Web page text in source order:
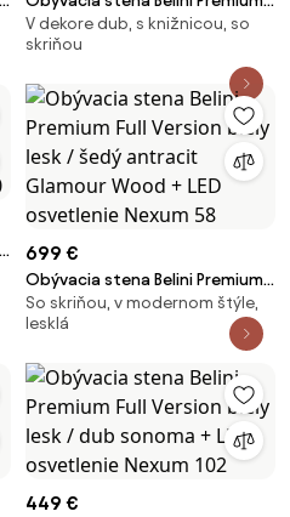
Full Version dub wotan / čierny
lesk + LED osvetlenie Nexum 109
V dekore dub, s knižnicou, so
skriňou
699 €
Obývacia stena Belini Premium
Full Version biely lesk / šedý
antracit Glamour Wood + LED
So skriňou, v modernom štýle,
lesklá
449 €